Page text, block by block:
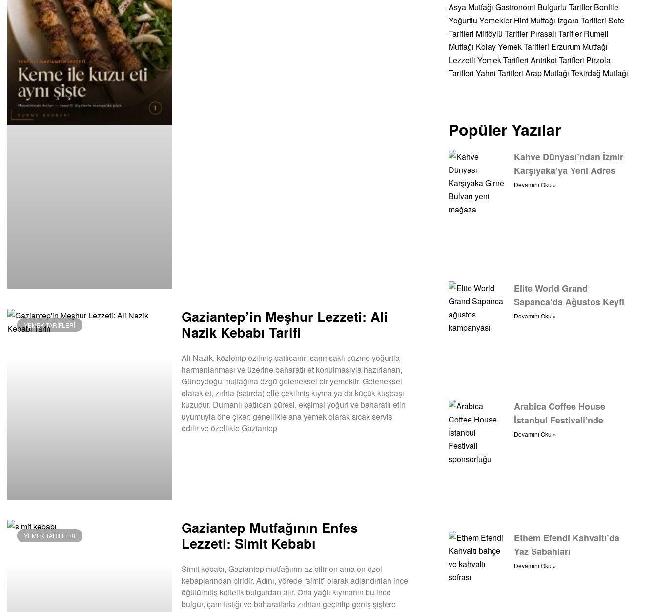
YEMEK TARIFLERI
Gaziantep’in Meşhur Lezzeti: Ali
Nazik Kebabı Tarifi
Ali Nazik, közlenip ezilmiş patlıcanın sarımsaklı süzme yoğurtla
harmanlanması ve üzerine baharatlı et konulmasıyla hazırlanan,
Güneydoğu mutfağına özgü geleneksel bir yemektir. Geleneksel
olarak et, zırhta (satırda) elle çekilmiş kıyma ya da küçük kuşbaşı
kuzudur. Dumanlı patlıcan püresi, ekşimsi yoğurt ve baharatlı etin
uyumuyla öne çıkar; genellikle ana yemek olarak sıcak servis
edilir ve özellikle Gaziantep
YEMEK TARIFLERI
Gaziantep Mutfağının Enfes
Lezzeti: Simit Kebabı
Simit kebabı, Gaziantep mutfağının az bilinen ama en özel
kebaplarından biridir. Adını, yörede “simit” olarak adlandırılan ince
öğütülmüş köftelik bulgurdan alır. Orta yağlı kıymanın bu ince
bulgur, çam fıstığı ve baharatlarla zırhtan geçirilip geniş şişlere
Asya Mutfağı Gastronomi Bulgurlu Tarifler Bonfile
Yoğurtlu Yemekler Hint Mutfağı Izgara Tarifleri Sote
Tarifleri Milföylü Tarifler Pırasalı Tarifler Rumeli
Mutfağı Kolay Yemek Tarifleri Erzurum Mutfağı
Lezzetli Yemek Tarifleri Antrikot Tarifleri Pirzola
Tarifleri Yahni Tarifleri Arap Mutfağı Tekirdağ Mutfağı
Popüler Yazılar
Kahve Dünyası’ndan İzmir
Karşıyaka’ya Yeni Adres
Devamını Oku »
Elite World Grand
Sapanca’da Ağustos Keyfi
Devamını Oku »
Arabica Coffee House
İstanbul Festivali’nde
Devamını Oku »
Ethem Efendi Kahvaltı’da
Yaz Sabahları
Devamını Oku »